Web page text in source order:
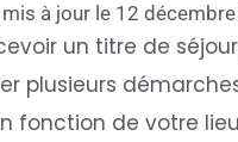
à jour le 12
un titre de
plusieurs
fonction de votre